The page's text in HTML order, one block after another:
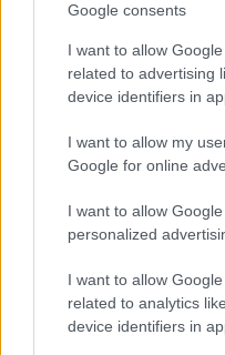
Google consents
I want to allow
related to advertising
device identifiers in
I want to allow my
Google for online
I want to allow
personalized
I want to allow
related to analytics
device identifiers in
Guida step-by-step per
credibile e glam
Camilla Fiore · 9 Ago 2026
LIFESTYLE